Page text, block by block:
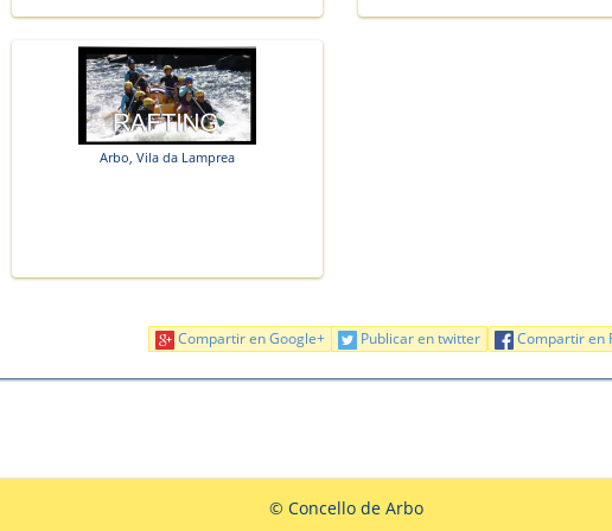
Arbo, Vila da Lamprea
Compartir en
Publicar en twitter
Compartir en Google+
© Concello de Arbo